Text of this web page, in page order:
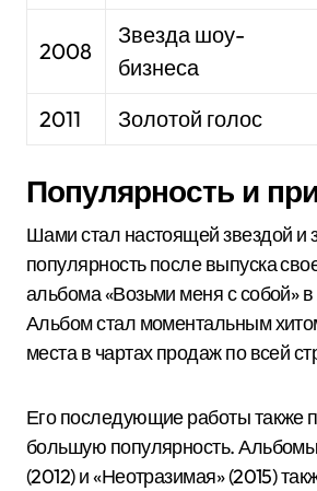
2008
Звезда шоу-
бизнеса
2011 Золотой голос
Популярность и
Шами стал настоящей звездой и
популярность после выпуска
альбома «Возьми меня с собой» в
Альбом стал моментальным
места в чартах продаж по всей
Его последующие работы также
большую популярность.
(2012) и «Неотразимая» (2015)